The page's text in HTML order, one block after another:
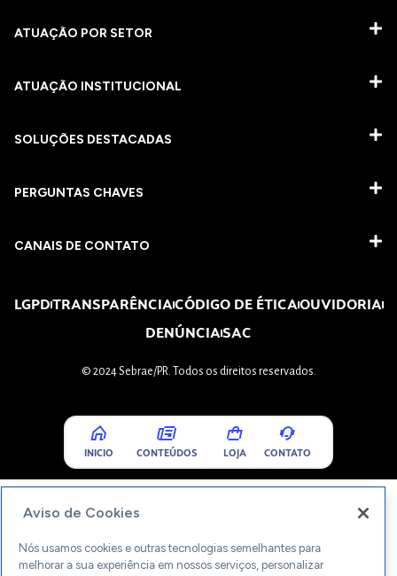
ATUAÇÃO POR SETOR
ATUAÇÃO INSTITUCIONAL
SOLUÇÕES DESTACADAS
PERGUNTAS CHAVES​
CANAIS DE CONTATO
LGPDTRANSPARÊNCIACÓDIGO DE ÉTICAOUVIDORIA
DENÚNCIASAC
© 2024 Sebrae/PR. Todos os direitos reservados.
INICIO CONTEÚDOS LOJA CONTATO
Aviso de Cookies
Nós usamos cookies e outras tecnologias semelhantes para
melhorar a sua experiência em nossos serviços, personalizar